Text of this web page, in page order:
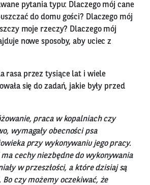
pytania typu: Dlaczego mój cane
do domu gości? Dlaczego mój
moje rzeczy? Dlaczego mój
nowe sposoby, aby uciec z
rasa przez tysiące lat i wiele
się do zadań, jakie były przed
praca w kopalniach czy
wymagały obecności psa
przy wykonywaniu jego pracy.
cechy niezbędne do wykonywania
w przeszłości, a które dzisiaj są
Bo czy możemy oczekiwać, że